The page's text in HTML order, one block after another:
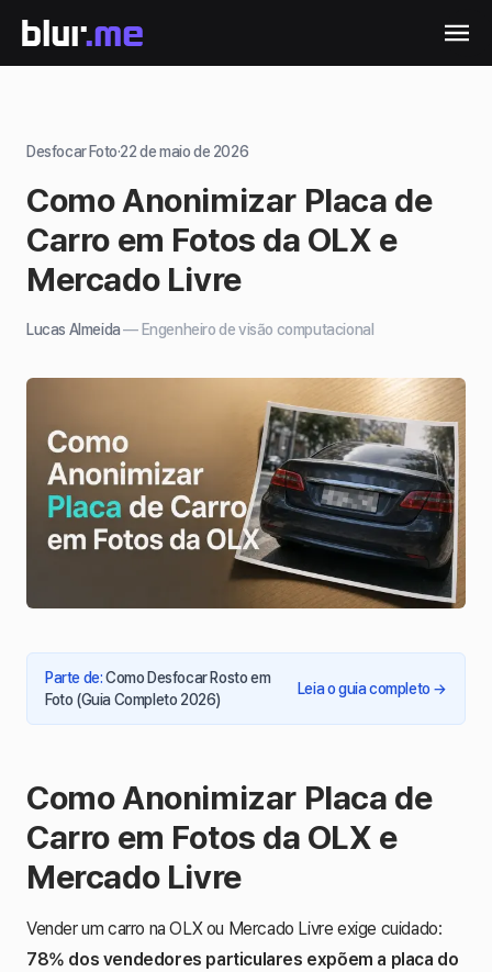
Desfocar Foto·22 de maio de 2026
Como Anonimizar Placa de
Carro em Fotos da OLX e
Mercado Livre
Lucas Almeida— Engenheiro de visão computacional
Parte de:Como Desfocar Rosto em
Foto (Guia Completo 2026)
Leia o guia completo →
Como Anonimizar Placa de
Carro em Fotos da OLX e
Mercado Livre
Vender um carro na OLX ou Mercado Livre exige cuidado:
78% dos vendedores particulares expõem a placa do